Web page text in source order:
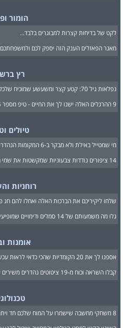
הומור
לקט של בדיחות קצרות למבוגרים בלבד...
מאגר הפאזלים הענק הזה יספק לכם
רץ
נפלאות גיל 70: קטע קצר ומשעשע שמוכיח שלכל גיל יש יתרונות!
9 ההרגלים האלה ישנו לך את החיים - טיפ מספר 5 מומלץ בחום!
טיולים
מי שמטייל באילת ולא מבקר ב-6 המקומות הנהדרים האלה - מפספס!
14 ציפורים נודדות צבעוניות שמקשטות את שמי הארץ בימי האביב
רוחניות
שלחו ליקיריכם את הברכות האלה ואחלו להם
גלו מה משמעותם של 14 סמלים ודימויים שמופיעים בחלומות שלכם
אומנות
אספנו לך את 20 הקומדיות שהכי כדאי לראות עכשיו בנטפליקס!
קבלו השראה וכוח מ-19 ציטוטים נהדרים משירים ישראלים אהובים
8 משחקי מחשבה שישמרו על המוח שלכם חד ויתנו לכם רגע של שקט